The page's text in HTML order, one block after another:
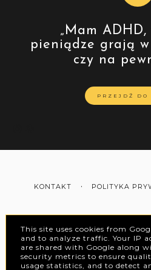
„Mam
pieniądze grają w
czy na
PRZEJDŹ DO
KONTAKT POLITYKA
INSTAGRAM
This site uses cookies from
and to analyze traffic. Your IP
are shared with Google along
security metrics to ensure
usage statistics, and to detect